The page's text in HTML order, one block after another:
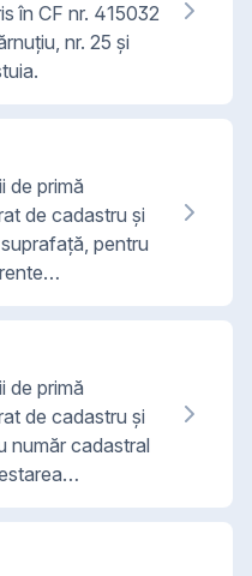
în CF nr. 415032
nr. 25 și
de primă
de cadastru și
pentru
de primă
de cadastru și
număr cadastral